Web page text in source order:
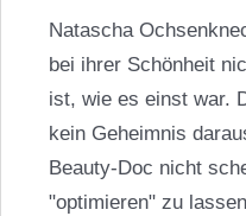
Natascha
bei ihrer Schönheit
ist, wie es einst war.
kein Geheimnis
Beauty-Doc nicht
"optimieren" zu